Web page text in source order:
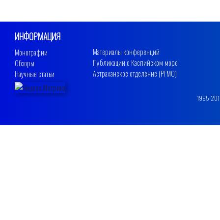
ИНФОРМАЦИЯ
Монографии
Обзоры
Научные статьи
Материалы конференций
Публикации о Каспийском море
Астраханское отделение (РГМО)
1995-